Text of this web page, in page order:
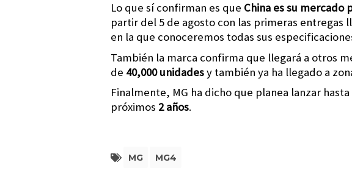
Lo que sí confirman es que China es su mercado
partir del 5 de agosto con las primeras
en la que conoceremos todas sus
También la marca confirma que llegará a otros
de 40,000 unidadesy también ya ha llegado a
Finalmente, MG ha dicho que planea lanzar hasta
próximos 2 años.
MG MG4